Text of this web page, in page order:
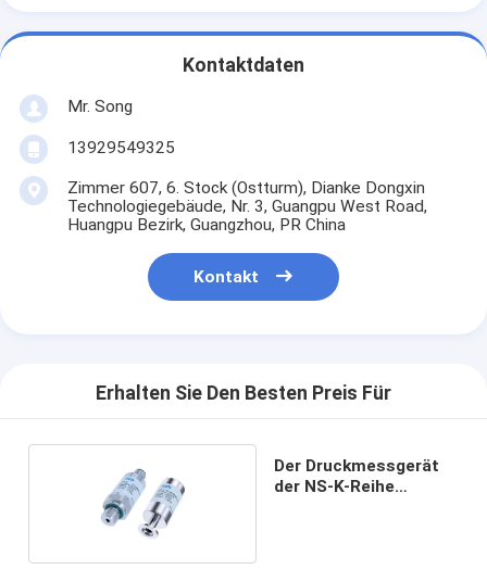
Kontaktdaten
Mr. Song
13929549325
Zimmer 607, 6. Stock (Ostturm), Dianke Dongxin
Technologiegebäude, Nr. 3, Guangpu West Road,
Huangpu Bezirk, Guangzhou, PR China
Kontakt
Erhalten Sie Den Besten Preis Für
Der Druckmessgerät
der NS-K-Reihe